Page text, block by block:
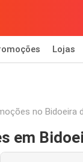
Lojas
no Bidoeira
em